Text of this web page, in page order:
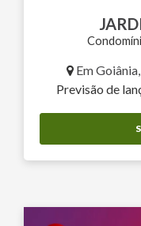
Em
Previsão de